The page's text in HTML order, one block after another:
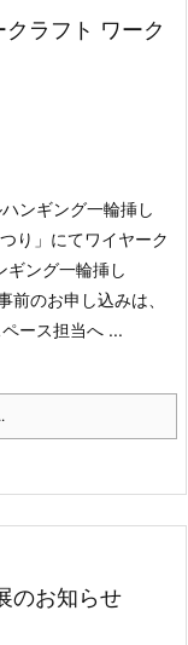
ラフト ワーク
ンギング一輪挿し
り」にてワイヤーク
ギング一輪挿し
前のお申し込みは、
ース担当へ ...
のお知らせ